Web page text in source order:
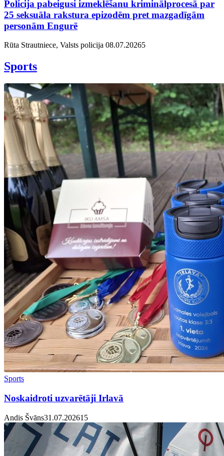
Policija pabeigusi izmeklēšanu kriminālprocesā par
25 seksuāla rakstura epizodēm pret mazgadīgām
personām Engurē
Rūta Strautniece, Valsts policija 08.07.20265
Sports
Sports
Noskaidroti uzvarētāji Irlavā
Andis Švāns31.07.20261 5